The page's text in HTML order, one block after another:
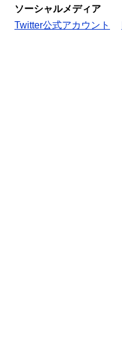
ソーシャルメディア
Twitter公式アカウント